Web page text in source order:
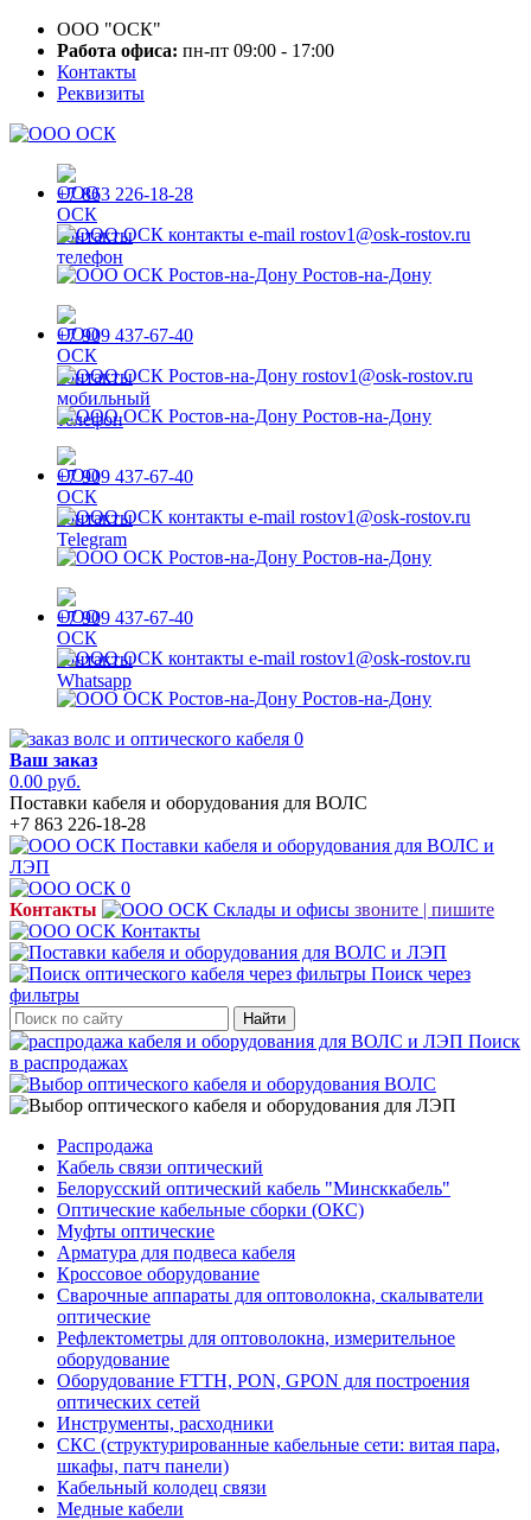
ООО "ОСК"
Работа офиса: пн-пт 09:00 - 17:00
Контакты
Реквизиты
+7 863 226-18-28
rostov1@osk-rostov.ru
Ростов-на-Дону
+7 909 437-67-40
rostov1@osk-rostov.ru
Ростов-на-Дону
+7 909 437-67-40
rostov1@osk-rostov.ru
Ростов-на-Дону
+7 909 437-67-40
rostov1@osk-rostov.ru
Ростов-на-Дону
0
Ваш заказ
0.00 руб.
Поставки кабеля и оборудования для ВОЛС
+7 863 226-18-28
0
Контакты
звоните | пишите
Поиск через
фильтры
Найти
Поиск
в распродажах
Распродажа
Кабель связи оптический
Белорусский оптический кабель "Минсккабель"
Оптические кабельные сборки (ОКС)
Муфты оптические
Арматура для подвеса кабеля
Кроссовое оборудование
Сварочные аппараты для оптоволокна, скалыватели
оптические
Рефлектометры для оптоволокна, измерительное
оборудование
Оборудование FTTH, PON, GPON для построения
оптических сетей
Инструменты, расходники
СКС (структурированные кабельные сети: ​витая пара,
шкафы, патч панели)
Кабельный колодец связи
Медные кабели